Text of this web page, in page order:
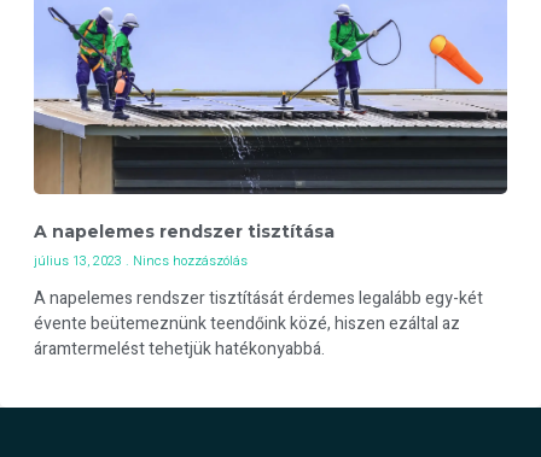
A napelemes rendszer tisztítása
július 13, 2023 Nincs hozzászólás
A napelemes rendszer tisztítását érdemes legalább egy-két
évente beütemeznünk teendőink közé, hiszen ezáltal az
áramtermelést tehetjük hatékonyabbá.